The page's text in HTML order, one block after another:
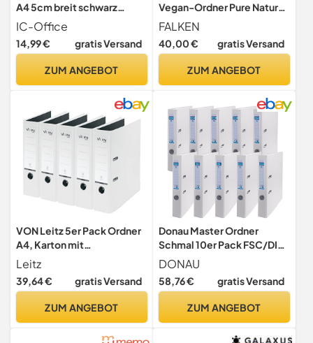
A4 5cm breit schwarz
Aktenordner Ringordner
Briefordner Büroordner
Schlitzordner Blauer Engel
Studium Büro HomeOffice
IC-Office
14,99 € gratis Versand
ZUM ANGEBOT
Vegan-Ordner Pure Nature.
Made in Germany. 5 cm
breit DIN A4 Braun
Aktenordner Briefordner
Schlitzordner
FALKEN
40,00 € gratis Versand
ZUM ANGEBOT
VON Leitz 5er Pack Ordner
A4, Karton mit
Kunststoffeinband, 80 mm
Breite
Leitz
39,64 € gratis Versand
ZUM ANGEBOT
Donau Master Ordner
Schmal 10er Pack FSC/DIN
A4 / 5 cm / 10
Stück/Weiße/Kunststoffb
ezug PP/Carton Papier
Aktenordner
DONAU
58,76 € gratis Versand
ZUM ANGEBOT